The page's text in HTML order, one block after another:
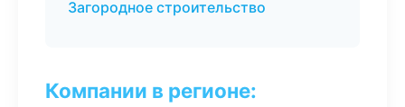
Загородное строительство
Компании в регионе: